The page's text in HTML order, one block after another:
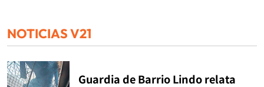
NOTICIAS V21
Guardia de Barrio Lindo relata